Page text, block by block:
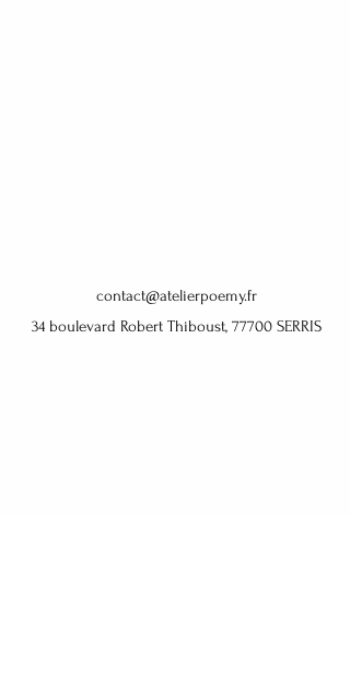
contact@atelierpoemy.fr
34 boulevard Robert Thiboust, 77700 SERRIS